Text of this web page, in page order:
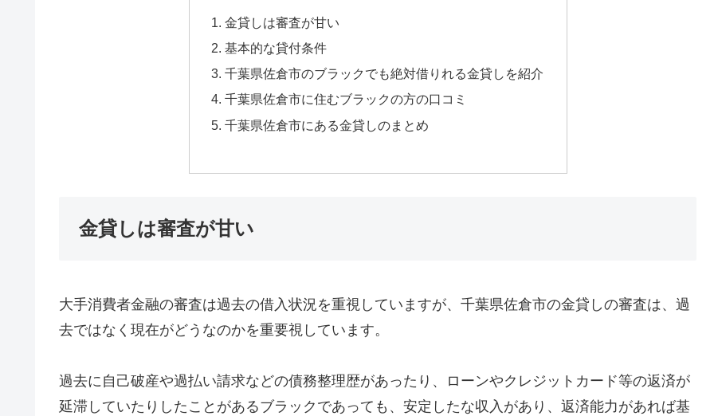
金貸しは審査が甘い
基本的な貸付条件
千葉県佐倉市のブラックでも絶対借りれる金貸しを紹介
千葉県佐倉市に住むブラックの方の口コミ
千葉県佐倉市にある金貸しのまとめ
金貸しは審査が甘い
大手消費者金融の審査は過去の借入状況を重視していますが、千葉県佐倉市の金貸しの審査は、過
去ではなく現在がどうなのかを重要視しています。
過去に自己破産や過払い請求などの債務整理歴があったり、ローンやクレジットカード等の返済が
延滞していたりしたことがあるブラックであっても、安定したな収入があり、返済能力があれば基